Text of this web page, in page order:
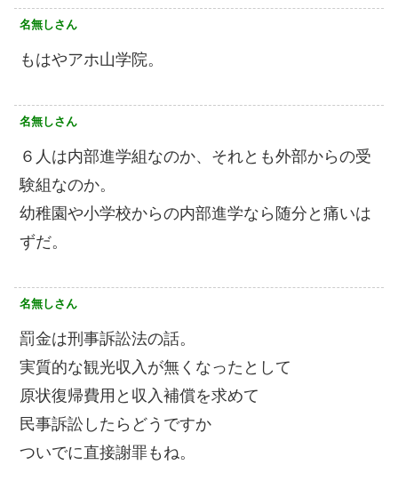
名無しさん
もはやアホ山学院。
名無しさん
６人は内部進学組なのか、それとも外部からの受
験組なのか。
幼稚園や小学校からの内部進学なら随分と痛いは
ずだ。
名無しさん
罰金は刑事訴訟法の話。
実質的な観光収入が無くなったとして
原状復帰費用と収入補償を求めて
民事訴訟したらどうですか
ついでに直接謝罪もね。